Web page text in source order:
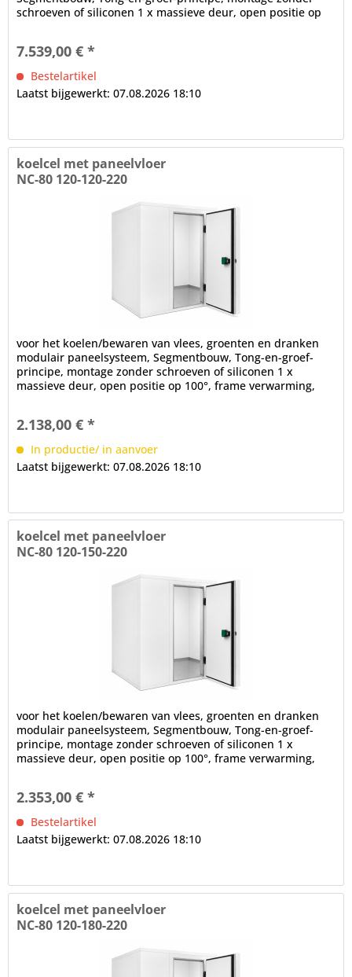
schroeven of siliconen 1 x massieve deur, open positie op
7.539,00 € *
Bestelartikel
Laatst bijgewerkt: 07.08.2026 18:10
koelcel met paneelvloer
NC-80 120-120-220
voor het koelen/bewaren van vlees, groenten en dranken
modulair paneelsysteem, Segmentbouw, Tong-en-groef-
principe, montage zonder schroeven of siliconen 1 x
massieve deur, open positie op 100°, frame verwarming,
2.138,00 € *
In productie/ in aanvoer
Laatst bijgewerkt: 07.08.2026 18:10
koelcel met paneelvloer
NC-80 120-150-220
voor het koelen/bewaren van vlees, groenten en dranken
modulair paneelsysteem, Segmentbouw, Tong-en-groef-
principe, montage zonder schroeven of siliconen 1 x
massieve deur, open positie op 100°, frame verwarming,
2.353,00 € *
Bestelartikel
Laatst bijgewerkt: 07.08.2026 18:10
koelcel met paneelvloer
NC-80 120-180-220